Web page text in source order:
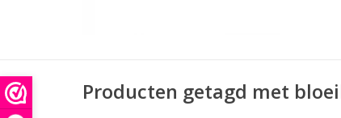
Producten getagd met